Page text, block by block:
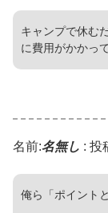
キャンプで休む
に費用がかかっ
名前:名無し : 投
俺ら「ポイント